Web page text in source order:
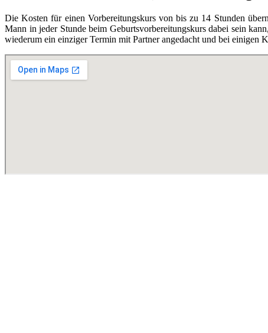
Die Kosten für einen Vorbereitungskurs von bis zu 14 Stunden
Mann in jeder Stunde beim Geburtsvorbereitungskurs dabei sein
wiederum ein einziger Termin mit Partner angedacht und bei einigen